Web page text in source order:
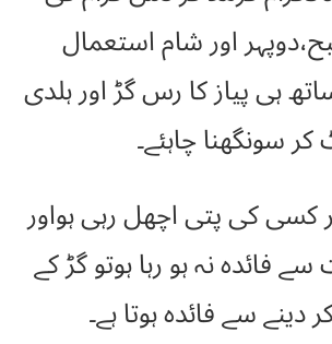
اور شام استعمال
ہی پیاز کا رس گڑ اور ہلدی
سونگھنا چاہئے۔
کسی کی پتی اچھل رہی ہواور
سے فائدہ نہ ہو رہا ہوتو گڑ کے
دینے سے فائدہ ہوتا ہے۔